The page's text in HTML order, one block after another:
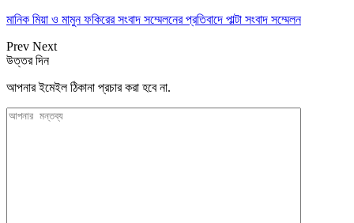
মানিক মিয়া ও মামুন ফকিরের সংবাদ সম্মেলনের প্রতিবাদে পাল্টা সংবাদ সম্মেলন
Prev Next
উত্তর দিন
আপনার ইমেইল ঠিকানা প্রচার করা হবে না.